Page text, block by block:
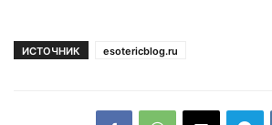
ИСТОЧНИК esotericblog.ru